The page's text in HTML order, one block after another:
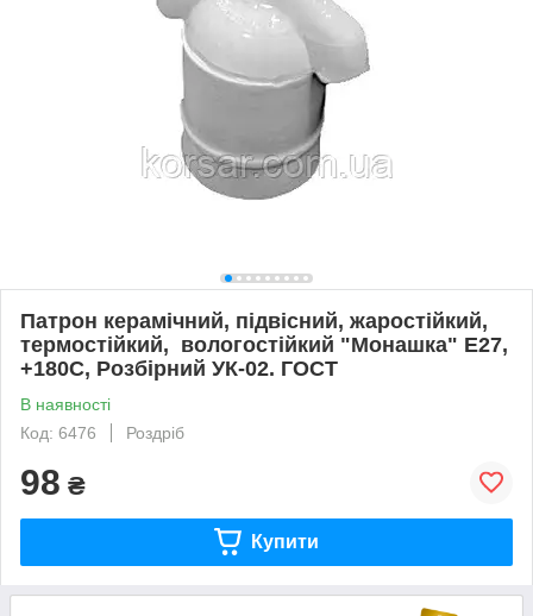
Патрон керамічний, підвісний, жаростійкий,
термостійкий, вологостійкий "Монашка" Е27,
+180С, Розбірний УК-02. ГОСТ
В наявності
Код: 6476
Роздріб
98 ₴
Купити